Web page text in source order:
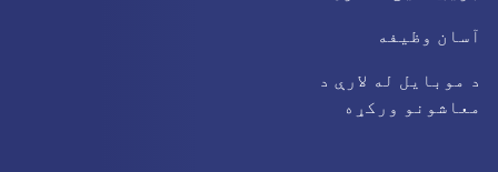
آسان وظیفه
د موبایل له لارې د
معاشونو ورکړه